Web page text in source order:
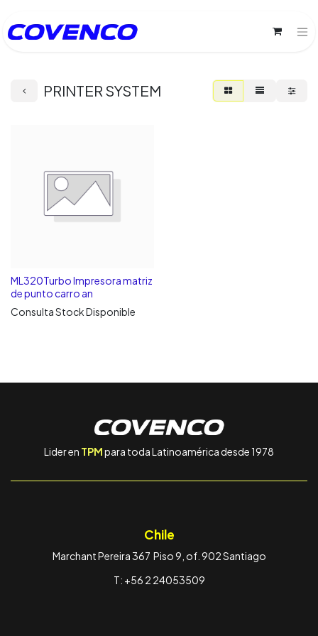
PRINTER SYSTEM
ML320Turbo Impresora matriz
de punto carro an
Consulta Stock Disponible
Lider en TPMpara toda Latinoamérica desde 1978
Chile
Marchant Pereira 367 Piso 9, of. 902 Santiago
T: +56 2 24053509